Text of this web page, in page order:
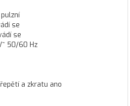
se
se
50/60 Hz
a zkratu ano